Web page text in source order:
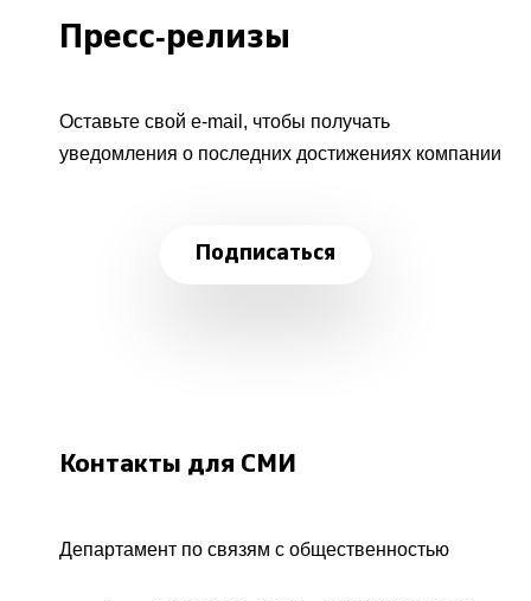
Пресс-релизы
Оставьте свой e-mail, чтобы получать
уведомления о последних достижениях компании
Подписаться
Контакты для СМИ
Департамент по связям с общественностью